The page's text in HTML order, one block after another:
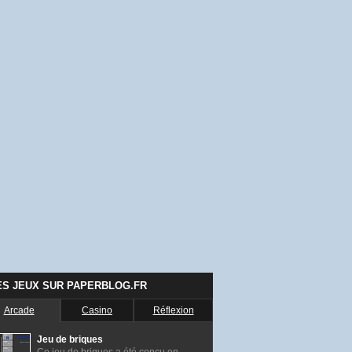
JEUX SUR PAPERBLOG.FR
Arcade Casino Réflexion
Jeu de briques